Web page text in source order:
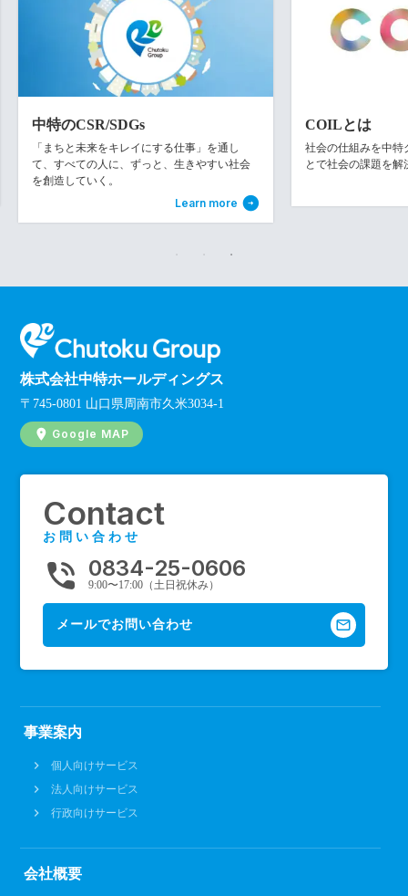
COILとは
社会の仕組みを中特グループがRedesignするこ
とで社会の課題を解決します。
NEXT10
中特グループ
向かって取り
株式会社中特ホールディングス
〒745-0801 山口県周南市久米3034-1
Google MAP
Contact
お問い合わせ
phone_in_talk 0834-25-0606
9:00〜17:00（土日祝休み）
メールでお問い合わせ mail_outline
事業案内
個人向けサービス
法人向けサービス
行政向けサービス
会社概要